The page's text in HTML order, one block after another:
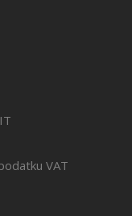
osobna,
obejmuje
to być
VAT